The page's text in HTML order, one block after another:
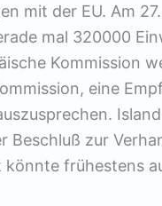
mit der EU. Am
mal 320000
Kommission
eine
Beschluß zur
frühestens